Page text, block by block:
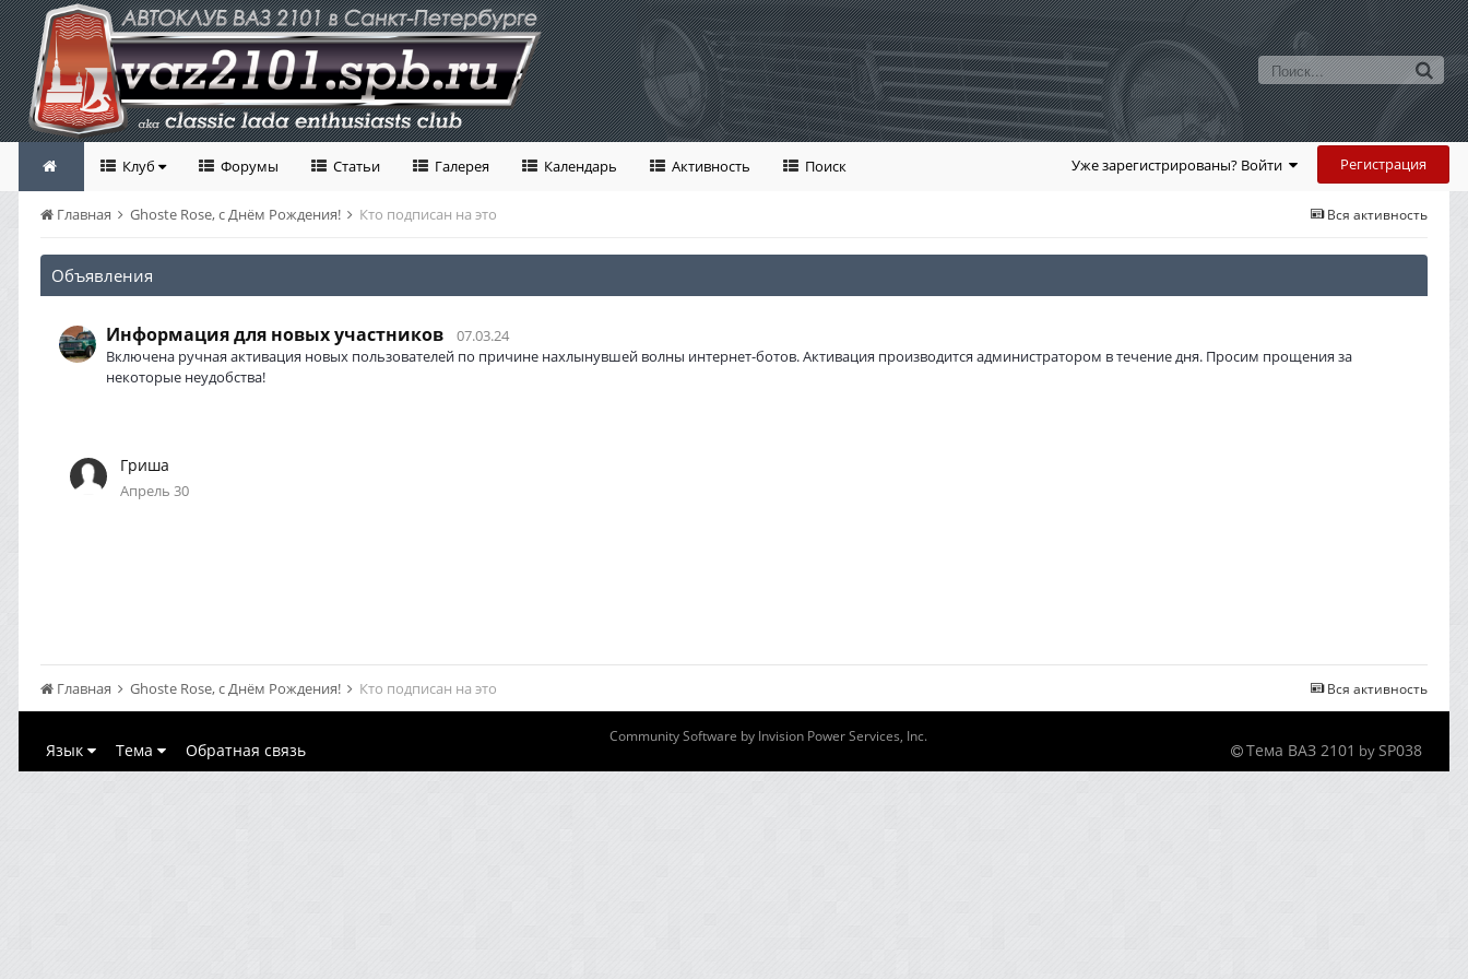
Уже зарегистрированы? Войти Регистрация
Клуб Форумы Статьи Галерея Календарь Активность Поиск
Вся активность
Главная Ghoste Rose, с Днём Рождения! Кто подписан на это
Объявления
Информация для новых участников
07.03.24
Включена ручная активация новых пользователей по причине нахлынувшей волны интернет-ботов. Активация производится администратором в течение дня. Просим прощения за
некоторые неудобства!
Гриша
Апрель 30
Вся активность
Главная Ghoste Rose, с Днём Рождения! Кто подписан на это
Тема ВАЗ 2101 by SP038
Язык Тема Обратная связь
Community Software by Invision Power Services, Inc.